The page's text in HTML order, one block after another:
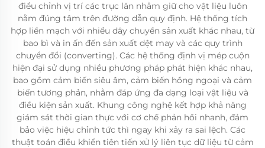
điều chỉnh vị trí các trục lăn nhằm giữ cho vật liệu luôn
nằm đúng tâm trên đường dẫn quy định. Hệ thống tích
hợp liền mạch với nhiều dây chuyền sản xuất khác nhau, từ
bao bì và in ấn đến sản xuất dệt may và các quy trình
chuyển đổi (converting). Các hệ thống định vị mép cuộn
hiện đại sử dụng nhiều phương pháp phát hiện khác nhau,
bao gồm cảm biến siêu âm, cảm biến hồng ngoại và cảm
biến tương phản, nhằm đáp ứng đa dạng loại vật liệu và
điều kiện sản xuất. Khung công nghệ kết hợp khả năng
giám sát thời gian thực với cơ chế phản hồi nhanh, đảm
bảo việc hiệu chỉnh tức thì ngay khi xảy ra sai lệch. Các
thuật toán điều khiển tiên tiến xử lý liên tục dữ liệu từ cảm